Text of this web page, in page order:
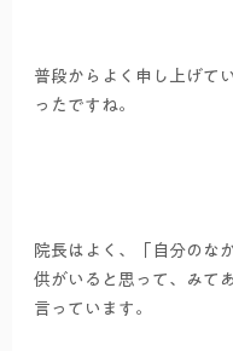
普段からよく申し上げて
ったですね。
院長はよく、「自分のな
供がいると思って、みて
言っています。